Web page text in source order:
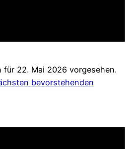
für 22. Mai 2026 vorgesehen.
bevorstehenden